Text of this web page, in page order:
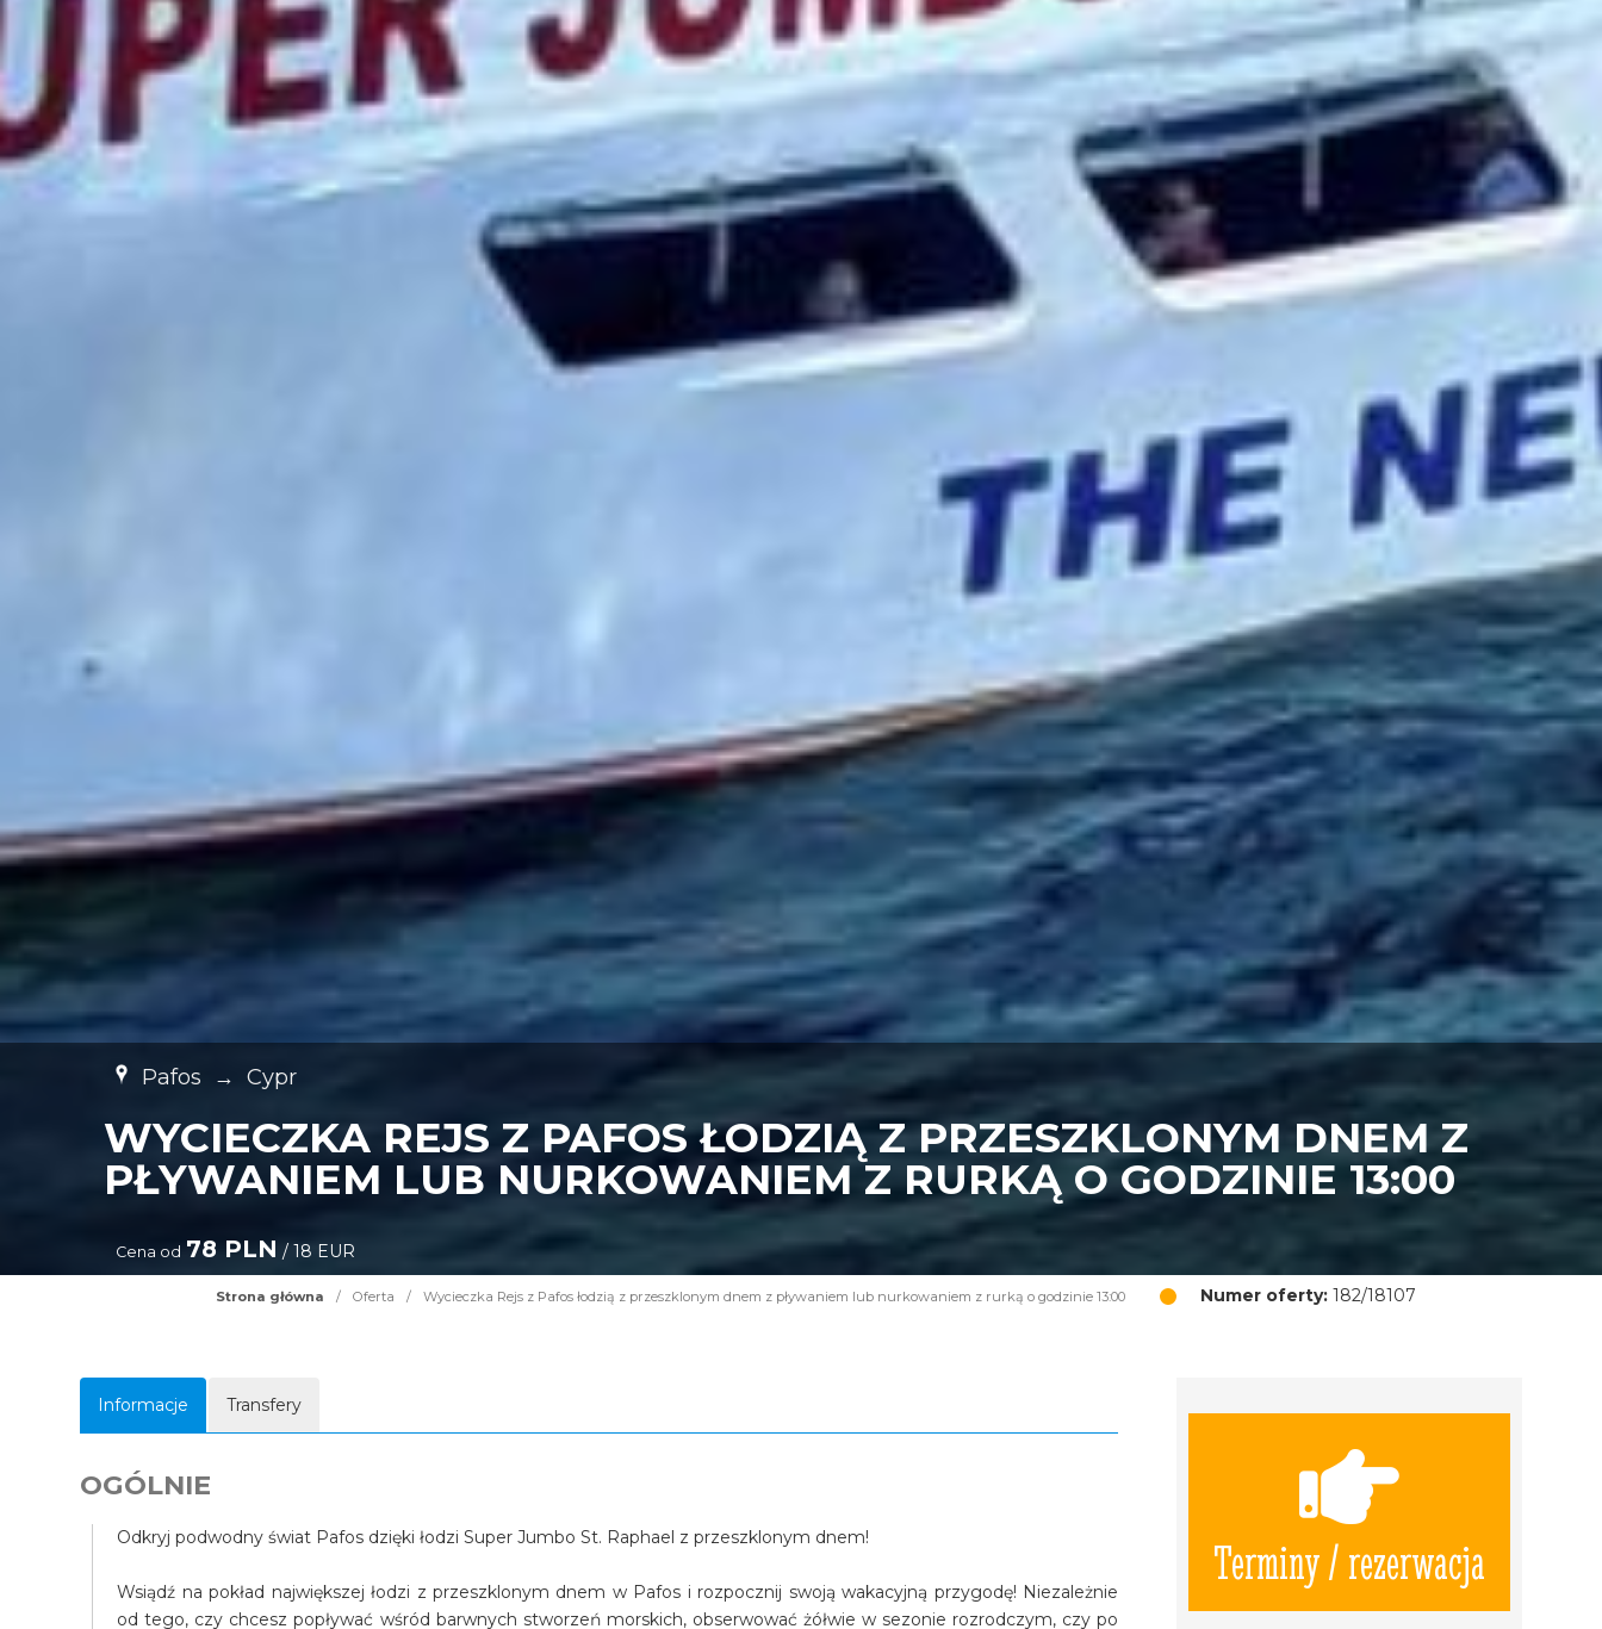
Pafos → Cypr
WYCIECZKA REJS Z PAFOS ŁODZIĄ Z PRZESZKLONYM DNEM Z
PŁYWANIEM LUB NURKOWANIEM Z RURKĄ O GODZINIE 13:00
Cena od 78 PLN / 18 EUR
Strona główna / Oferta / Wycieczka Rejs z Pafos łodzią z przeszklonym dnem z pływaniem lub nurkowaniem z rurką o godzinie 13:00 Numer oferty: 182/18107
Terminy / rezerwacja
Informacje Transfery
OGÓLNIE
Odkryj podwodny świat Pafos dzięki łodzi Super Jumbo St. Raphael z przeszklonym dnem!
Wsiądź na pokład największej łodzi z przeszklonym dnem w Pafos i rozpocznij swoją wakacyjną przygodę! Niezależnie
od tego, czy chcesz popływać wśród barwnych stworzeń morskich, obserwować żółwie w sezonie rozrodczym, czy po